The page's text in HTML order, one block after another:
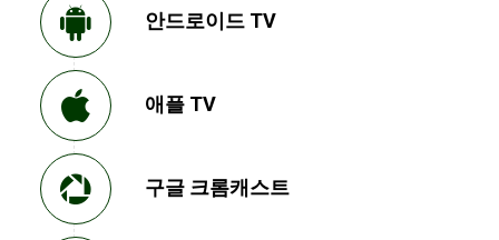
안드로이드 TV
애플 TV
구글 크롬캐스트